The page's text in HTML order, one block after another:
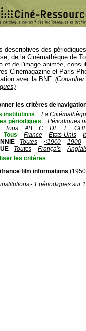
descriptives des
de la Cinémathèque de
et de l'image animée,
Cinémagazine et Paris-
avec la BNF.
les critères de
institutions
La
périodiques
Périodiques
Tous AB C DE F
GHI
Tous France Etats-Unis
Toutes <1900
1900
Toutes Français
les critères
film informations
institutions - 1 périodiques sur